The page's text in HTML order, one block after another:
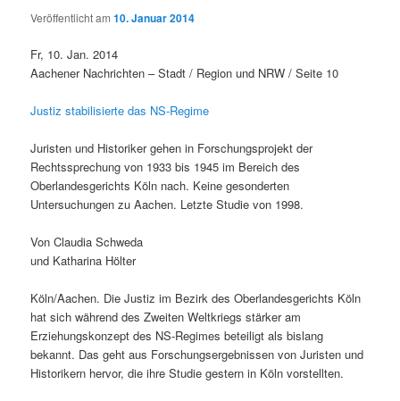
Veröffentlicht am10. Januar 2014
Fr, 10. Jan. 2014
Aachener Nachrichten – Stadt / Region und NRW / Seite 10
Justiz stabilisierte das NS-Regime
Juristen und Historiker gehen in Forschungsprojekt der
Rechtssprechung von 1933 bis 1945 im Bereich des
Oberlandesgerichts Köln nach. Keine gesonderten
Untersuchungen zu Aachen. Letzte Studie von 1998.
Von Claudia Schweda
und Katharina Hölter
Köln/Aachen. Die Justiz im Bezirk des Oberlandesgerichts Köln
hat sich während des Zweiten Weltkriegs stärker am
Erziehungskonzept des NS-Regimes beteiligt als bislang
bekannt. Das geht aus Forschungsergebnissen von Juristen und
Historikern hervor, die ihre Studie gestern in Köln vorstellten.